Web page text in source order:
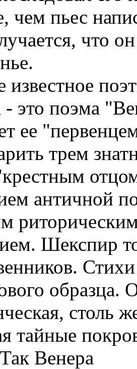
чем пьес
что
это поэма
ее
трем
античной
Шекспир
столь
тайные
Венера